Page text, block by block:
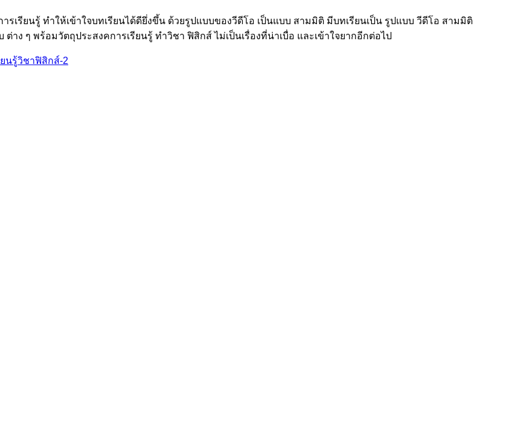
เรียนรู้ ทำให้เข้าใจบทเรียนได้ดียึ่งขึ้น ด้วยรูปแบบของวีดีโอ เป็นแบบ สามมิติ มีบทเรียนเป็น รูปแบบ วีดีโอ สามมิติ
ง ๆ พร้อมวัตถุประสงคการเรียนรู้ ทำวิชา ฟิสิกส์ ไม่เป็นเรื่องที่น่าเบื่อ และเข้าใจยากอีกต่อไป